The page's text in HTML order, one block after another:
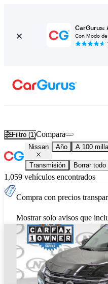
CarGurus:
Con Modo
Filtro (1)Compara
Nissan Año A 100
Transmisión Borrar todo
1,059 vehículos encontrados
Compra con precios
Mostrar solo avisos que